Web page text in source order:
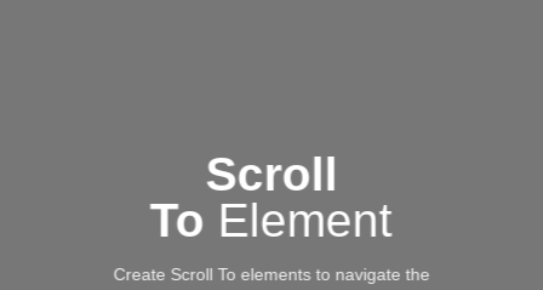
Scroll
To Element
Create Scroll To elements to navigate the